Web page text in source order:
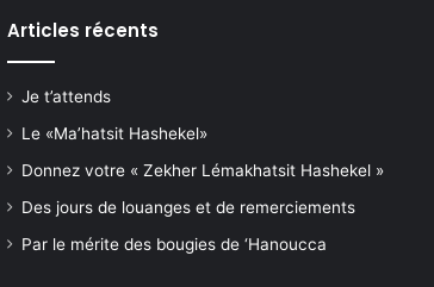
Articles récents
Je t’attends
Le «Ma’hatsit Hashekel»
Donnez votre « Zekher Lémakhatsit Hashekel »
Des jours de louanges et de remerciements
Par le mérite des bougies de ‘Hanoucca